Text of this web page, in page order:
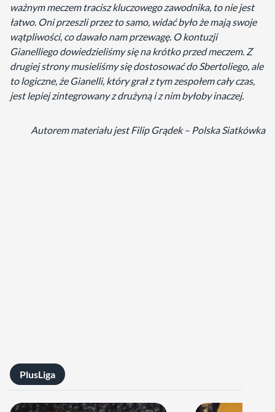
ważnym meczem tracisz kluczowego zawodnika, to nie jest
łatwo. Oni przeszli przez to samo, widać było że mają swoje
wątpliwości, co dawało nam przewagę. O kontuzji
Gianelliego dowiedzieliśmy się na krótko przed meczem. Z
drugiej strony musieliśmy się dostosować do Sbertoliego, ale
to logiczne, że Gianelli, który grał z tym zespołem cały czas,
jest lepiej zintegrowany z drużyną i z nim byłoby inaczej.
Autorem materiału jest Filip Grądek – Polska Siatkówka
PlusLiga